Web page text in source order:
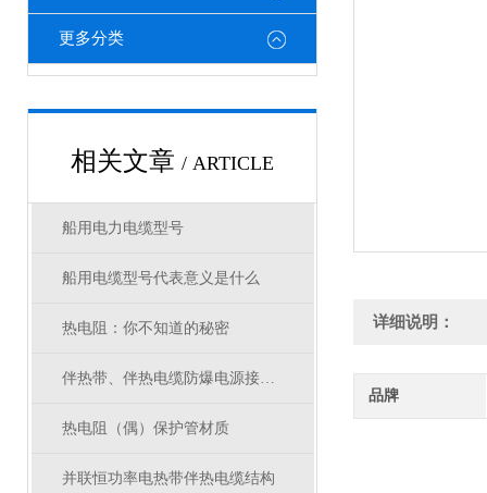
更多分类
相关文章 / ARTICLE
船用电力电缆型号
船用电缆型号代表意义是什么
热电阻：你不知道的秘密
伴热带、伴热电缆防爆电源接线盒选型
热电阻（偶）保护管材质
并联恒功率电热带伴热电缆结构
详细说明：
品牌